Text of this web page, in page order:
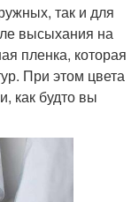
так и для
высыхания на
пленка, которая
При этом цвета
как будто вы